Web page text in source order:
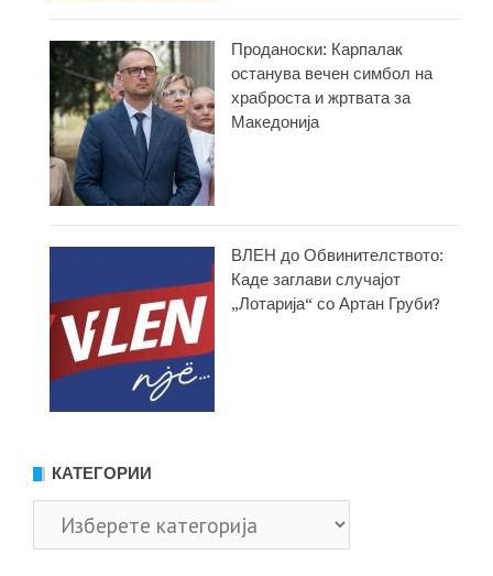
Проданоски: Карпалак
останува вечен симбол на
храброста и жртвата за
Македонија
ВЛЕН до Обвинителството:
Каде заглави случајот
„Лотарија“ со Артан Груби?
КАТЕГОРИИ
Категории